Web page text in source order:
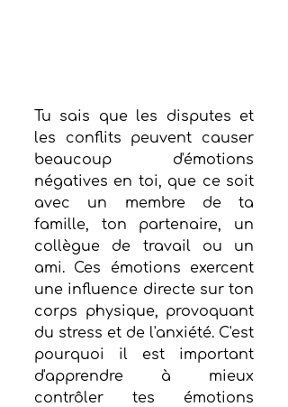
Tu sais que les disputes et
les conflits peuvent causer
beaucoup d'émotions
négatives en toi, que ce soit
avec un membre de ta
famille, ton partenaire, un
collègue de travail ou un
ami. Ces émotions exercent
une influence directe sur ton
corps physique, provoquant
du stress et de l'anxiété. C'est
pourquoi il est important
d'apprendre à mieux
contrôler tes émotions